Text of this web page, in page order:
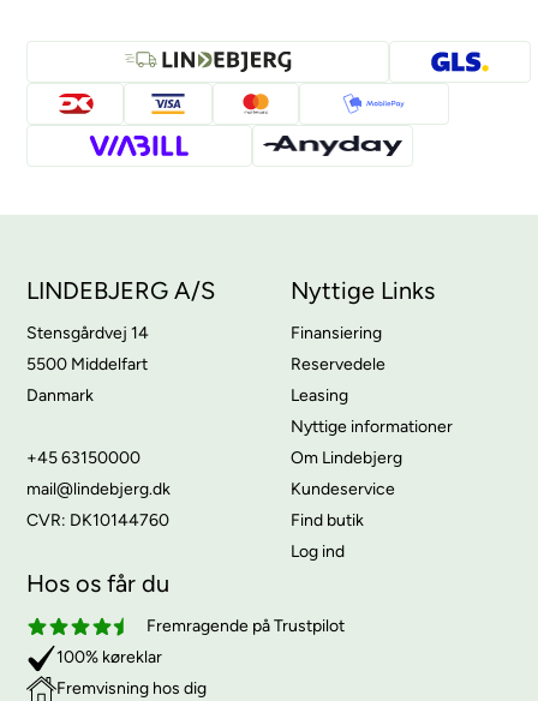
LINDEBJERG A/S
Stensgårdvej 14
5500 Middelfart
Danmark
+45 63150000
mail@lindebjerg.dk
CVR: DK10144760
Nyttige Links
Finansiering
Reservedele
Leasing
Nyttige informationer
Om Lindebjerg
Kundeservice
Find butik
Log ind
Hos os får du
Fremragende på Trustpilot
100% køreklar
Fremvisning hos dig